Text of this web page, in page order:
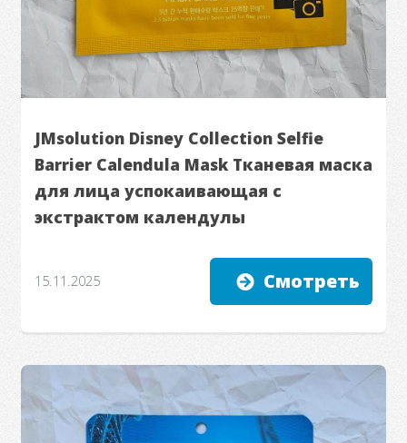
JMsolution Disney Collection Selfie
Barrier Calendula Mask Тканевая маска
для лица успокаивающая с
экстрактом календулы
15.11.2025 Смотреть